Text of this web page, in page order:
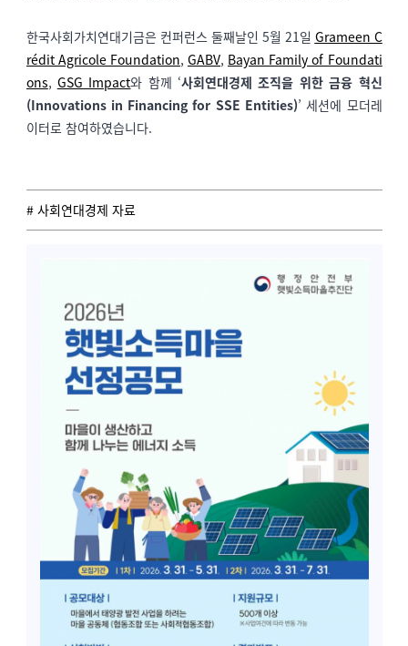
한국사회가치연대기금은 컨퍼런스 둘째날인 5월 21일 Grameen C
rédit Agricole Foundation, GABV, Bayan Family of Foundati
ons, GSG Impact와 함께 ‘사회연대경제 조직을 위한 금융 혁신
(Innovations in Financing for SSE Entities)’ 세션에 모더레
이터로 참여하였습니다.
# 사회연대경제 자료